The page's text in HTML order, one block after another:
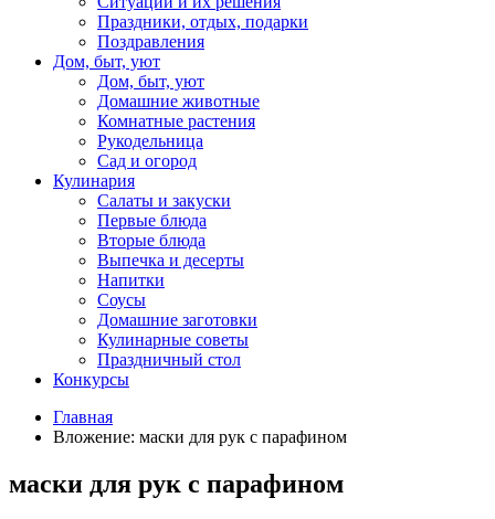
Праздники, отдых, подарки
Поздравления
Дом, быт, уют
Дом, быт, уют
Домашние животные
Комнатные растения
Рукодельница
Сад и огород
Кулинария
Салаты и закуски
Первые блюда
Вторые блюда
Выпечка и десерты
Напитки
Соусы
Домашние заготовки
Кулинарные советы
Праздничный стол
Конкурсы
Главная
Вложение: маски для рук с парафином
маски для рук с парафином